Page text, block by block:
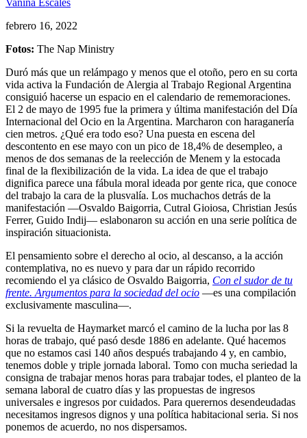
febrero 16, 2022
Fotos: The Nap Ministry
Duró más que un relámpago y menos que el otoño, pero en su corta
vida activa la Fundación de Alergia al Trabajo Regional Argentina
consiguió hacerse un espacio en el calendario de rememoraciones.
El 2 de mayo de 1995 fue la primera y última manifestación del Día
Internacional del Ocio en la Argentina. Marcharon con haraganería
cien metros. ¿Qué era todo eso? Una puesta en escena del
descontento en ese mayo con un pico de 18,4% de desempleo, a
menos de dos semanas de la reelección de Menem y la estocada
final de la flexibilización de la vida. La idea de que el trabajo
dignifica parece una fábula moral ideada por gente rica, que conoce
del trabajo la cara de la plusvalía. Los muchachos detrás de la
manifestación —Osvaldo Baigorria, Cutral Gioiosa, Christian Jesús
Ferrer, Guido Indij— eslabonaron su acción en una serie política de
inspiración situacionista.
El pensamiento sobre el derecho al ocio, al descanso, a la acción
contemplativa, no es nuevo y para dar un rápido recorrido
recomiendo el ya clásico de Osvaldo Baigorria, Con el sudor de tu
frente. Argumentos para la sociedad del ocio —es una compilación
exclusivamente masculina—.
Si la revuelta de Haymarket marcó el camino de la lucha por las 8
horas de trabajo, qué pasó desde 1886 en adelante. Qué hacemos
que no estamos casi 140 años después trabajando 4 y, en cambio,
tenemos doble y triple jornada laboral. Tomo con mucha seriedad la
consigna de trabajar menos horas para trabajar todes, el planteo de la
semana laboral de cuatro días y las propuestas de ingresos
universales e ingresos por cuidados. Para querernos desendeudadas
necesitamos ingresos dignos y una política habitacional seria. Si nos
ponemos de acuerdo, no nos dispersamos.